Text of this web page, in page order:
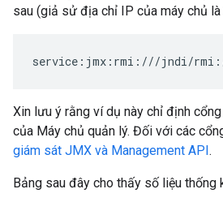
sau (giả sử địa chỉ IP của máy chủ là
service:jmx:rmi:///jndi/rmi://
Xin lưu ý rằng ví dụ này chỉ định
của Máy chủ quản lý. Đối với các
giám sát JMX và Management API.
Bảng sau đây cho thấy số liệu thống